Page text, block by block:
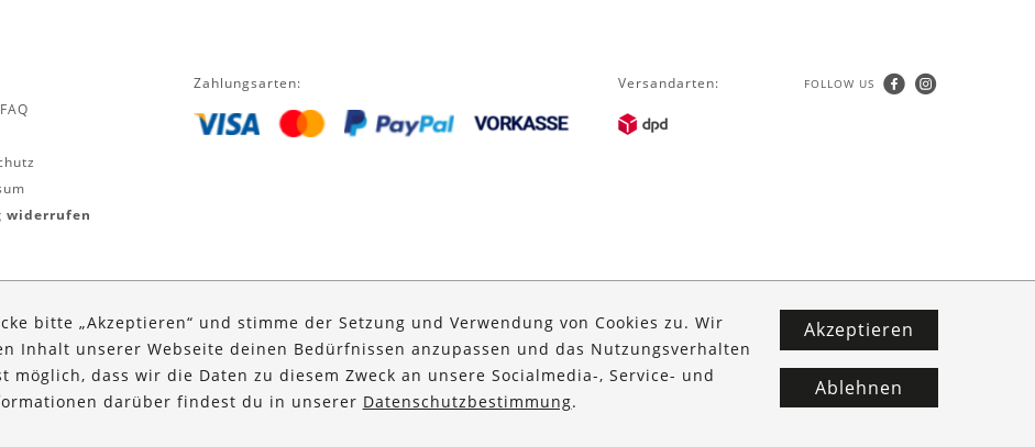
widerrufen
Zahlungsarten: Versandarten: FOLLOW US
bitte „Akzeptieren“ und stimme der Setzung und Verwendung von Cookies zu. Wir
Inhalt unserer Webseite deinen Bedürfnissen anzupassen und das Nutzungsverhalten
dass wir die Daten zu diesem Zweck an unsere Socialmedia-, Service- und
darüber findest du in unserer Datenschutzbestimmung.
Akzeptieren
Ablehnen